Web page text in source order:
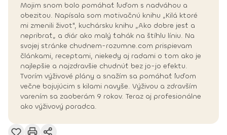
Mojim snom bolo pomáhať ľuďom s nadváhou a
obezitou. Napísala som motivačnú knihu „Kilá ktoré
mi zmenili život", kuchársku knihu „Ako dobre jesť a
nepribrať„ a diár ako malý ťahák na štíhlu líniu. Na
svojej stránke chudnem-rozumne.com prispievam
článkami, receptami, niekedy aj radami o tom ako je
najlepšie a najzdravšie chudnúť bez jo-jo efektu.
Tvorím výživové plány a snažím sa pomáhať ľuďom
večne bojujúcim s kilami navyše. Výživou a zdravším
varením sa zaoberám 9 rokov. Teraz aj profesionálne
ako výživový poradca.